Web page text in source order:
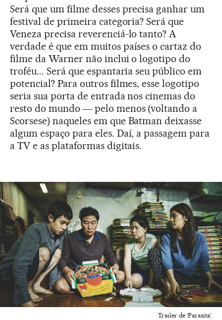
Será que um filme desses precisa ganhar um
festival de primeira categoria? Será que
Veneza precisa reverenciá-lo tanto? A
verdade é que em muitos países o cartaz do
filme da Warner não inclui o logotipo do
troféu... Será que espantaria seu público em
potencial? Para outros filmes, esse logotipo
seria sua porta de entrada nos cinemas do
resto do mundo ― pelo menos (voltando a
Scorsese) naqueles em que Batman deixasse
algum espaço para eles. Daí, a passagem para
a TV e as plataformas digitais.
Trailer de ‘Parasita’.